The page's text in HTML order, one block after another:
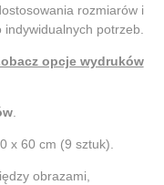
rozmiarów i
indywidualnych potrzeb.
opcje wydruków
.
x 60 cm (9 sztuk).
obrazami,